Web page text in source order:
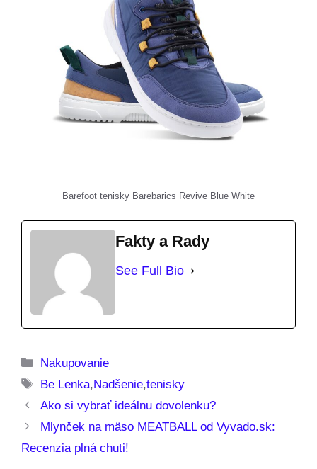
Barefoot tenisky Barebarics Revive Blue White
Fakty a Rady
See Full Bio
Kategórie
Nakupovanie
Značky
Be Lenka,Nadšenie,tenisky
Ako si vybrať ideálnu dovolenku?
Mlynček na mäso MEATBALL od Vyvado.sk:
Recenzia plná chuti!